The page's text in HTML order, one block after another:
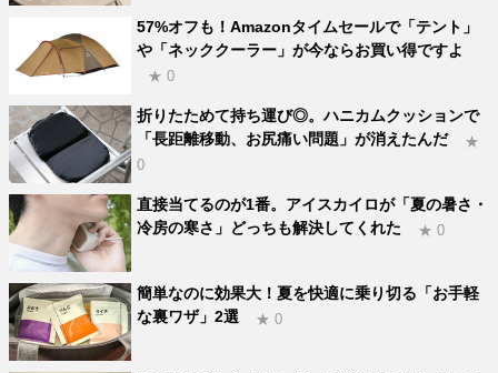
57%オフも！Amazonタイムセールで「テント」
や「ネッククーラー」が今ならお買い得ですよ
★ 0
折りたためて持ち運び◎。ハニカムクッションで
「長距離移動、お尻痛い問題」が消えたんだ
★
0
直接当てるのが1番。アイスカイロが「夏の暑さ・
冷房の寒さ」どっちも解決してくれた
★ 0
簡単なのに効果大！夏を快適に乗り切る「お手軽
な裏ワザ」2選
★ 0